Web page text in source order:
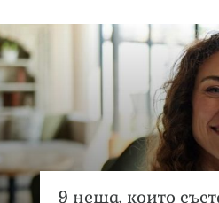
9 неща, които